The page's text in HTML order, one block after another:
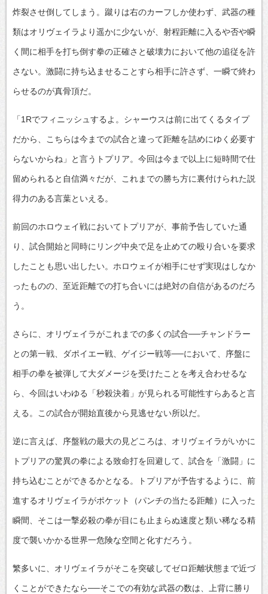
炸裂させ倒してしまう。蹴りは右のカーフしか使わず、武器の種
類はオリヴェイラより遥かに少ないが、射程距離に入るや否や瞬
く間に相手を打ち倒す拳の正確さと破壊力において他の追従を許
さない。激闘に持ち込ませることすら相手に許さず、一瞬で終わ
らせるのが真骨頂だ。
「1Rでフィニッシュするよ。シャーウスは前に出てくるタイプ
だから、こちらは今までの試合と違って距離を詰めにゆく必要す
らないからね」と言うトプリア。今回は今まで以上に短時間で仕
留められると自信満々だが、これまでの勝ち方に裏付けられた説
得力のある言葉といえる。
前回のホロウェイ戦においてトプリアが、事前予告していた通
り、試合開始と同時にリング中央で足を止めての殴り合いを要求
したことも思い出したい。ホロウェイが相手にせず実現はしなか
ったものの、至近距離での打ち合いには絶対の自信があるのだろ
う。
さらに、オリヴェイラがこれまでの多くの試合──チャンドラー
との第一戦、ダポイエー戦、ゲイジー戦等──において、序盤に
相手の拳を被弾して大ダメージを受けたことを考え合わせるな
ら、今回はいわゆる「秒殺決着」が見られる可能性すらあると言
える。この試合が開始直後から見逃せない所以だ。
逆に言えば、序盤戦の最大の見どころは、オリヴェイラがいかに
トプリアの驚異の拳による致命打を回避して、試合を「激闘」に
持ち込むことができるかとなる。トプリアが予告するように、前
進するオリヴェイラがポケット（パンチの当たる距離）に入った
瞬間、そこは一撃必殺の拳が目にも止まらぬ速度と類い稀なる精
度で襲いかかる世界一危険な空間と化すだろう。
繁多いに、オリヴェイラがそこを突破してゼロ距離状態まで近づ
くことができたなら──そこでの有効な武器の数は、上背に勝り